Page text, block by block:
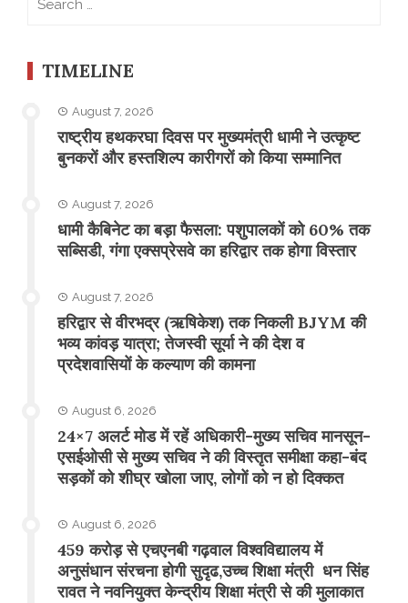
TIMELINE
August 7, 2026
राष्ट्रीय हथकरघा दिवस पर मुख्यमंत्री धामी ने उत्कृष्ट
बुनकरों और हस्तशिल्प कारीगरों को किया सम्मानित
August 7, 2026
​धामी कैबिनेट का बड़ा फैसला: पशुपालकों को 60% तक
सब्सिडी, गंगा एक्सप्रेसवे का हरिद्वार तक होगा विस्तार
August 7, 2026
​हरिद्वार से वीरभद्र (ऋषिकेश) तक निकली BJYM की
भव्य कांवड़ यात्रा; तेजस्वी सूर्या ने की देश व
प्रदेशवासियों के कल्याण की कामना
August 6, 2026
24×7 अलर्ट मोड में रहें अधिकारी-मुख्य सचिव मानसून-
एसईओसी से मुख्य सचिव ने की विस्तृत समीक्षा कहा-बंद
सड़कों को शीघ्र खोला जाए, लोगों को न हो दिक्कत
August 6, 2026
459 करोड़ से एचएनबी गढ़वाल विश्वविद्यालय में
अनुसंधान संरचना होगी सुदृढ,उच्च शिक्षा मंत्री धन सिंह
रावत ने नवनियुक्त केन्द्रीय शिक्षा मंत्री से की मुलाकात